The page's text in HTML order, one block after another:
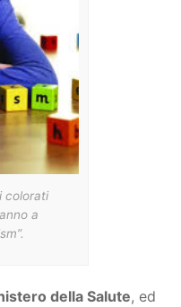
colorati
a
della Salute, ed